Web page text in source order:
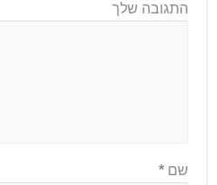
התגובה שלך
שם*